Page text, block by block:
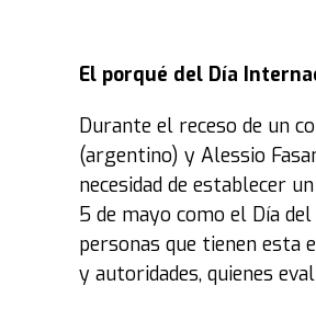
El porqué del Día
Durante el receso de un
(argentino) y Alessio
necesidad de establecer
5 de mayo como el Día
personas que tienen esta
y autoridades, quienes